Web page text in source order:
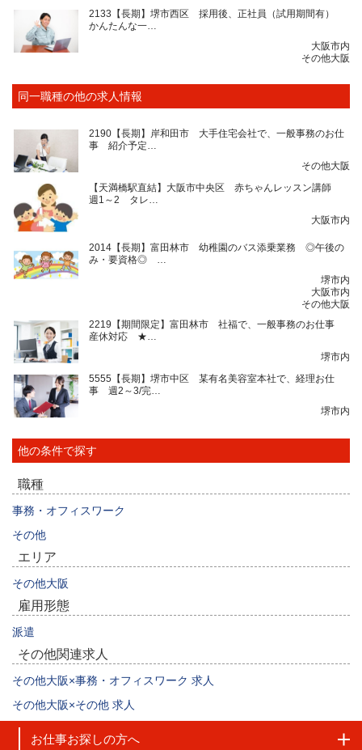
2133【長期】堺市西区 採用後、正社員（試用期間有）
かんたんな一…
大阪市内
その他大阪
同一職種の他の求人情報
2190【長期】岸和田市 大手住宅会社で、一般事務のお仕
事 紹介予定…
その他大阪
【天満橋駅直結】大阪市中央区 赤ちゃんレッスン講師
週1～2 タレ…
大阪市内
2014【長期】富田林市 幼稚園のバス添乗業務 ◎午後の
み・要資格◎ …
堺市内
大阪市内
その他大阪
2219【期間限定】富田林市 社福で、一般事務のお仕事
産休対応 ★…
堺市内
5555【長期】堺市中区 某有名美容室本社で、経理お仕
事 週2～3/完…
堺市内
他の条件で探す
職種
事務・オフィスワーク
その他
エリア
その他大阪
雇用形態
派遣
その他関連求人
その他大阪×事務・オフィスワーク 求人
その他大阪×その他 求人
お仕事お探しの方へ